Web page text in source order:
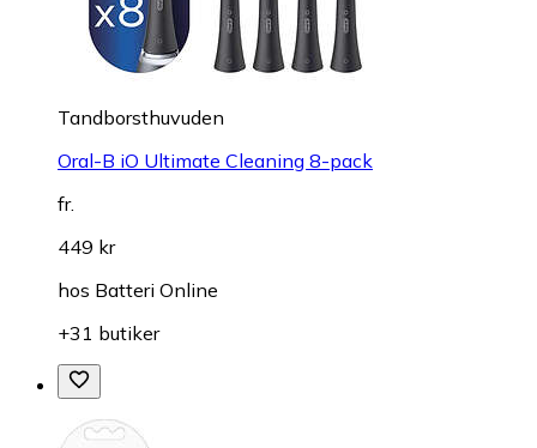
Tandborsthuvuden
Oral-B iO Ultimate Cleaning 8-pack
fr.
449 kr
hos Batteri Online
+31 butiker